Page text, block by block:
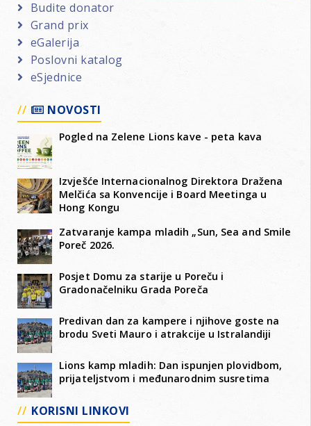
Budite donator
Grand prix
eGalerija
Poslovni katalog
eSjednice
NOVOSTI
Pogled na Zelene Lions kave - peta kava
Izvješće Internacionalnog Direktora Dražena
Melčića sa Konvencije i Board Meetinga u
Hong Kongu
Zatvaranje kampa mladih „Sun, Sea and Smile
Poreč 2026.
Posjet Domu za starije u Poreču i
Gradonačelniku Grada Poreča
Predivan dan za kampere i njihove goste na
brodu Sveti Mauro i atrakcije u Istralandiji
Lions kamp mladih: Dan ispunjen plovidbom,
prijateljstvom i međunarodnim susretima
KORISNI LINKOVI